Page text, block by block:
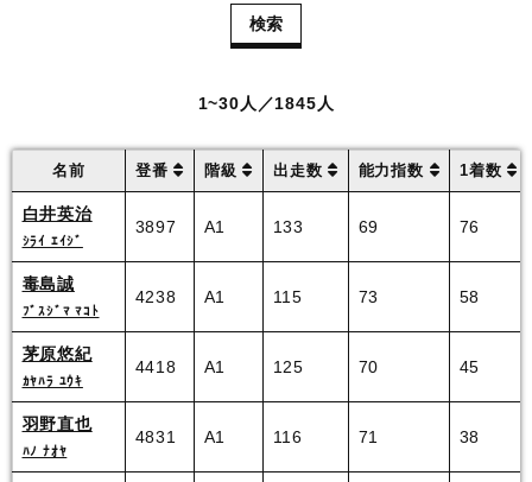
検索
1~30人／1845人
名前 登番 階級 出走数 能力指数 1着数
白井英治
ｼﾗｲ ｴｲｼﾞ
3897 A1 133 69 76
毒島誠
ﾌﾞｽｼﾞﾏ ﾏｺﾄ
4238 A1 115 73 58
茅原悠紀
ｶﾔﾊﾗ ﾕｳｷ
4418 A1 125 70 45
羽野直也
ﾊﾉ ﾅｵﾔ
4831 A1 116 71 38